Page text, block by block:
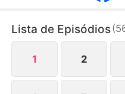
uma decepção, exceto
Beatriz, Antônio,
tudo por ela. A
mafioso
Lista de Episódios(
1 2